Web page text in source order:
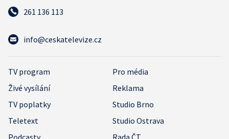
261 136 113
info@ceskatelevize.cz
TV program
Pro média
Živé vysílání
Reklama
TV poplatky
Studio Brno
Teletext
Studio Ostrava